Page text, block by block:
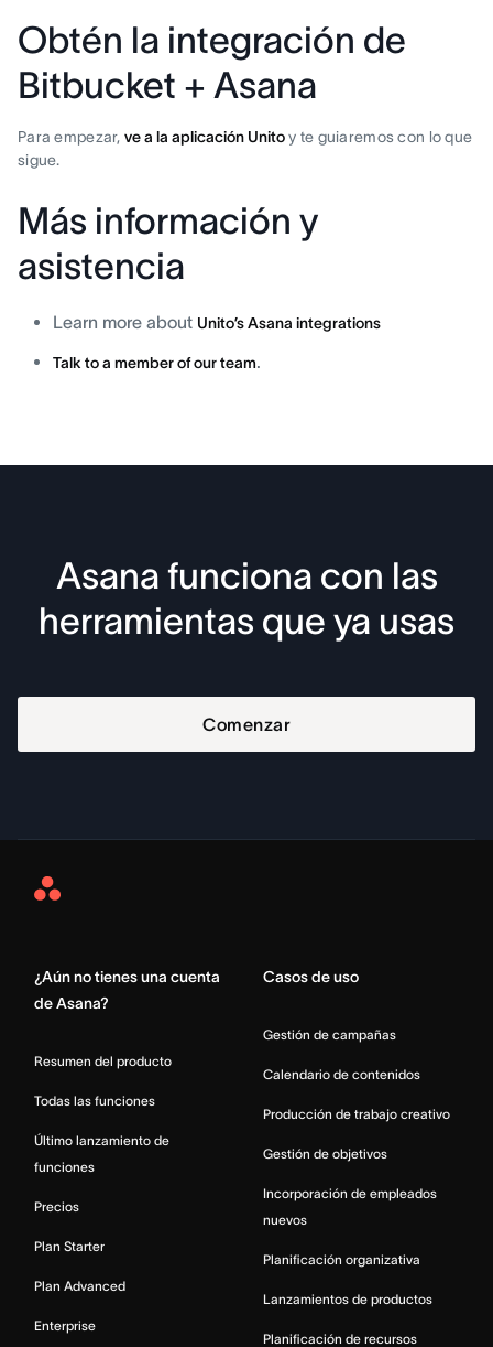
Obtén la integración de
Bitbucket + Asana
Para empezar, ve a la aplicación Unitoy te guiaremos con lo que
sigue.
Más información y
asistencia
Learn more about Unito’s Asana integrations
Talk to a member of our team
Asana funciona con las
herramientas que ya usas
Comenzar
Asana
¿Aún no tienes una cuenta
de Asana?
Resumen del producto
Todas las funciones
Último lanzamiento de
funciones
Precios
Plan Starter
Plan Advanced
Enterprise
Casos de uso
Gestión de campañas
Calendario de contenidos
Producción de trabajo creativo
Gestión de objetivos
Incorporación de empleados
nuevos
Planificación organizativa
Lanzamientos de productos
Planificación de recursos